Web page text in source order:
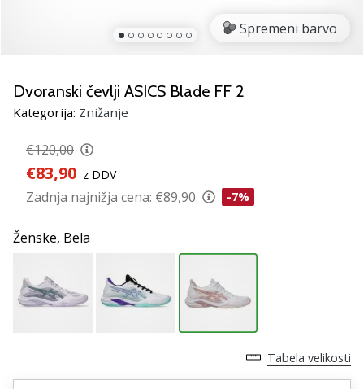
mi?
Pridruži
nam
kot
brend
ambasador/ka.
•
2 min. branja
Imate
Spremeni barvo
Dvoranski čevlji ASICS Blade FF 2
Kategorija: Znižanje
€120,00
€83,90 z DDV
Zadnja najnižja cena: €89,90 -7%
Ženske, Bela
Tabela velikosti